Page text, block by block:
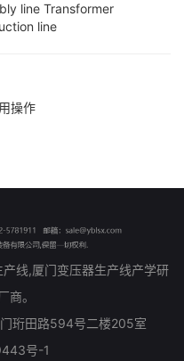
line Transformer
line
操作
线,厦门变压器生产线产学研
商。
珩田路594号二楼205室
号-1